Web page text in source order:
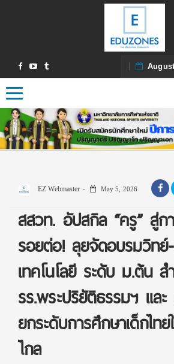
Toggle navigation
EZ Webmaster May 5, 2026
สสวท. อัปสกิล “ครู” สู่กา
รอยต่อ! ลุยจัดอบรมวิท
เทคโนโลยี ระดับ ม.ต้น ส
รร.พระปริยัติธรรมฯ แล
ยกระดับการศึกษาเด็กไท
ไกล